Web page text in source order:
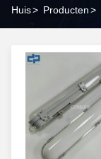
Huis> Producten>